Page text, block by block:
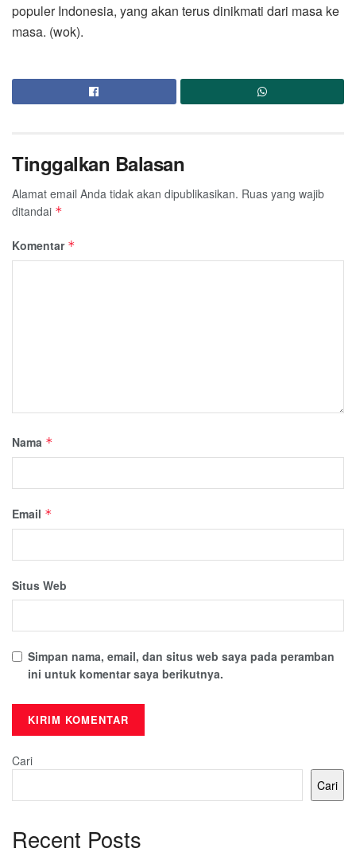
populer Indonesia, yang akan terus dinikmati dari masa ke
masa. (wok).
Tinggalkan Balasan
Alamat email Anda tidak akan dipublikasikan. Ruas yang wajib
ditandai *
Komentar *
Nama *
Email *
Situs Web
Simpan nama, email, dan situs web saya pada peramban
ini untuk komentar saya berikutnya.
Cari
Cari
Recent Posts